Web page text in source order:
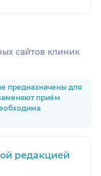
сайтов клиник
предназначены для
приём
редакцией